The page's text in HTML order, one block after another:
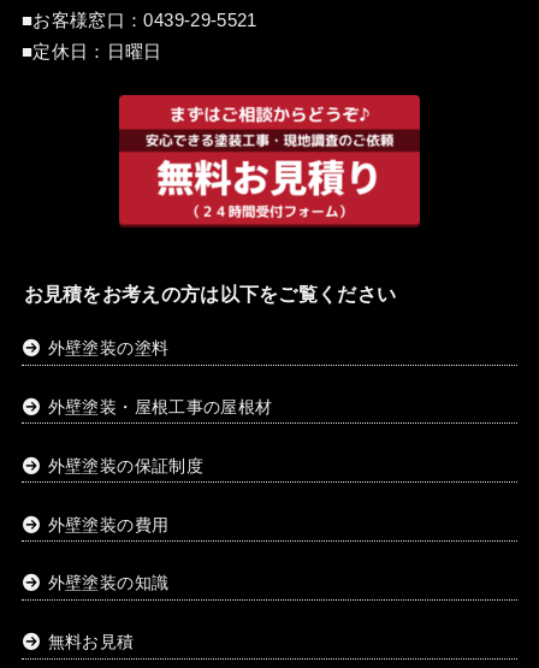
■お客様窓口：0439-29-5521
■定休日：日曜日
お見積をお考えの方は以下をご覧ください
外壁塗装の塗料
外壁塗装・屋根工事の屋根材
外壁塗装の保証制度
外壁塗装の費用
外壁塗装の知識
無料お見積